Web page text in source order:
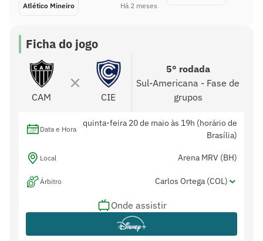
Atlético Mineiro Há 2 meses
Ficha do jogo
CAM CIE
5° rodada
Sul-Americana - Fase de
grupos
Data e Hora
quinta-feira 20 de maio às 19h (horário de
Brasília)
Local Arena MRV (BH)
Árbitro Carlos Ortega (COL)
Assistentes
Sebastián Vela (COL) e Nataly Arteaga
(COL)
Onde assistir